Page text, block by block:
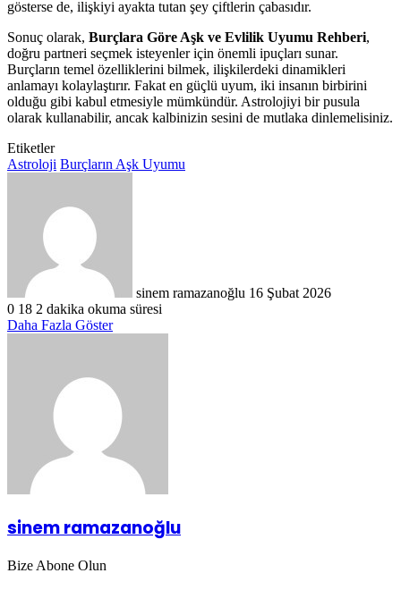
gösterse de, ilişkiyi ayakta tutan şey çiftlerin çabasıdır.
Sonuç olarak, Burçlara Göre Aşk ve Evlilik Uyumu Rehberi,
doğru partneri seçmek isteyenler için önemli ipuçları sunar.
Burçların temel özelliklerini bilmek, ilişkilerdeki dinamikleri
anlamayı kolaylaştırır. Fakat en güçlü uyum, iki insanın birbirini
olduğu gibi kabul etmesiyle mümkündür. Astrolojiyi bir pusula
olarak kullanabilir, ancak kalbinizin sesini de mutlaka dinlemelisiniz.
Etiketler
Astroloji Burçların Aşk Uyumu
sinem ramazanoğlu 16 Şubat 2026
0 18 2 dakika okuma süresi
Daha Fazla Göster
sinem ramazanoğlu
Bize Abone Olun